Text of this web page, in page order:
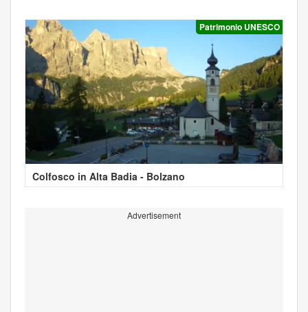
Patrimonio UNESCO
Colfosco in Alta Badia - Bolzano
Advertisement